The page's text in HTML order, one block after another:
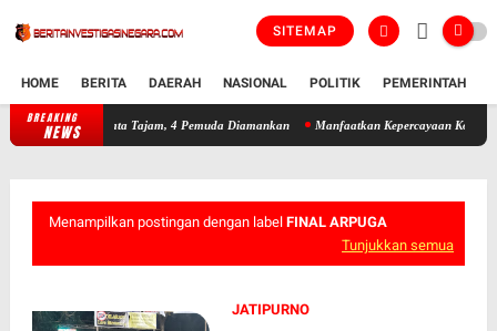
SITEMAP
HOME BERITA DAERAH NASIONAL POLITIK PEMERINTAH
BREAKING
NEWS Patroli Siber Polres Kendal Gagalkan Tawuran Bersenjata Tajam, 4
Menampilkan postingan dengan label FINAL ARPUGA
Tunjukkan semua
JATIPURNO